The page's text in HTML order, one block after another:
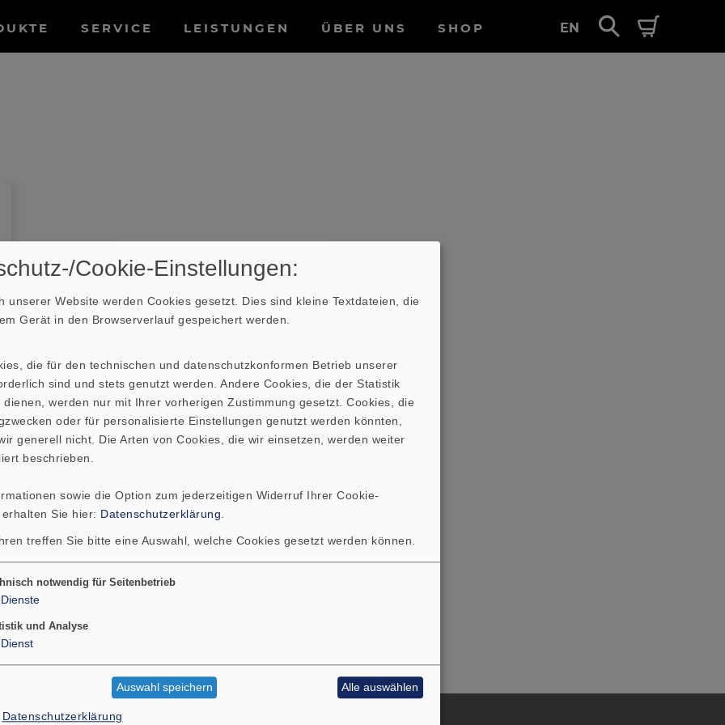
SERVICE LEISTUNGEN ÜBER UNS SHOP EN
Cookie-Einstellungen:
unserer Website werden Cookies gesetzt. Dies sind kleine Textdateien, die
Gerät in den Browserverlauf gespeichert werden.
die für den technischen und datenschutzkonformen Betrieb unserer
sind und stets genutzt werden. Andere Cookies, die der Statistik
dienen, werden nur mit Ihrer vorherigen Zustimmung gesetzt. Cookies, die
oder für personalisierte Einstellungen genutzt werden könnten,
generell nicht. Die Arten von Cookies, die wir einsetzen, werden weiter
beschrieben.
sowie die Option zum jederzeitigen Widerruf Ihrer Cookie-
Sie hier: Datenschutzerklärung.
treffen Sie bitte eine Auswahl, welche Cookies gesetzt werden können.
Datenschutzerklärung
notwendig für Seitenbetrieb
Dienste
und Analyse
Dienst
Auswahl speichern Alle auswählen